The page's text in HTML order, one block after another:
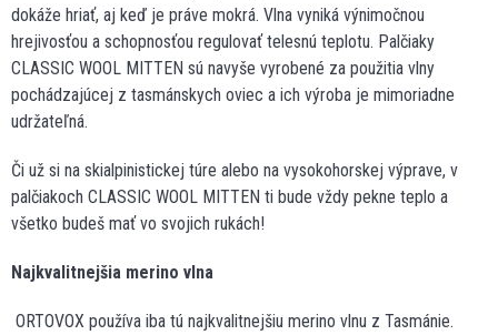
dokáže hriať, aj keď je práve mokrá. Vlna vyniká výnimočnou
hrejivosťou a schopnosťou regulovať telesnú teplotu. Palčiaky
CLASSIC WOOL MITTEN sú navyše vyrobené za použitia vlny
pochádzajúcej z tasmánskych oviec a ich výroba je mimoriadne
udržateľná.
Či už si na skialpinistickej túre alebo na vysokohorskej výprave, v
palčiakoch CLASSIC WOOL MITTEN ti bude vždy pekne teplo a
všetko budeš mať vo svojich rukách!
Najkvalitnejšia merino vlna
ORTOVOX používa iba tú najkvalitnejšiu merino vlnu z Tasmánie.